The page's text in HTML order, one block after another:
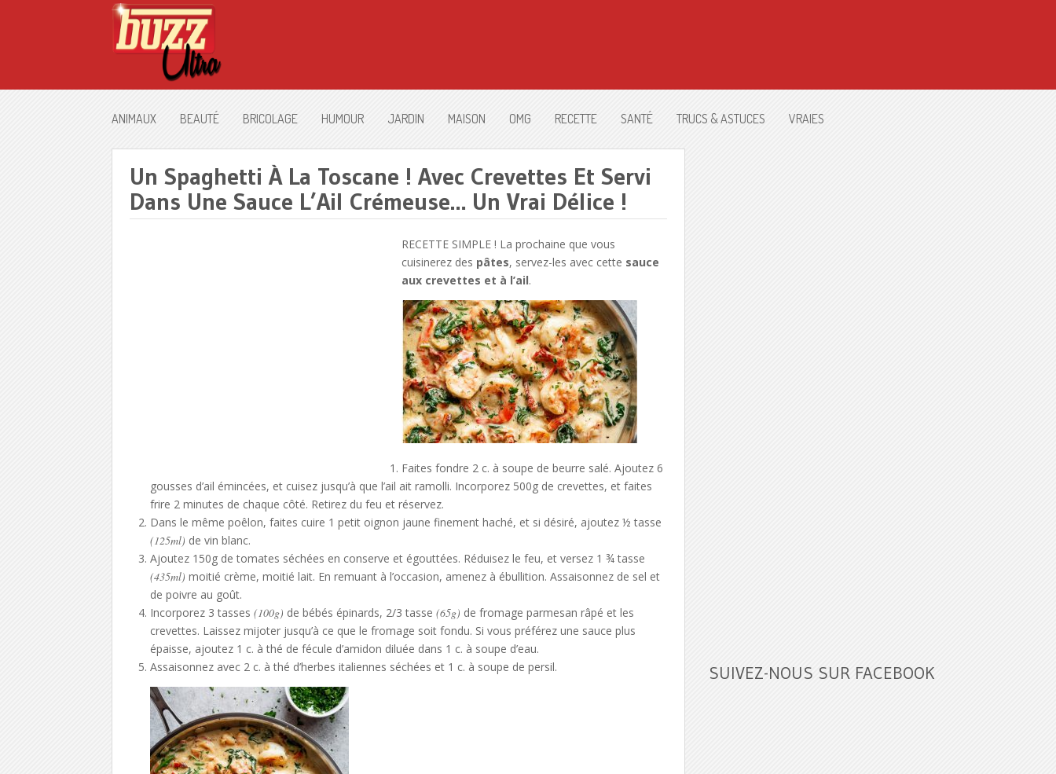
ANIMAUX BEAUTÉ BRICOLAGE HUMOUR JARDIN MAISON OMG RECETTE SANTÉ TRUCS & ASTUCES VRAIES
Un Spaghetti À La Toscane ! Avec Crevettes Et Servi
Dans Une Sauce L’Ail Crémeuse… Un Vrai Délice !
RECETTE SIMPLE ! La prochaine que vous
cuisinerez des pâtes, servez-les avec cette sauce
aux crevettes et à l’ail.
Faites fondre 2 c. à soupe de beurre salé. Ajoutez 6
gousses d’ail émincées, et cuisez jusqu’à que l’ail ait ramolli. Incorporez 500g de crevettes, et faites
frire 2 minutes de chaque côté. Retirez du feu et réservez.
Dans le même poêlon, faites cuire 1 petit oignon jaune finement haché, et si désiré, ajoutez ½ tasse
(125ml) de vin blanc.
Ajoutez 150g de tomates séchées en conserve et égouttées. Réduisez le feu, et versez 1 ¾ tasse
(435ml) moitié crème, moitié lait. En remuant à l’occasion, amenez à ébullition. Assaisonnez de sel et
de poivre au goût.
Incorporez 3 tasses(100g) de bébés épinards, 2/3 tasse(65g) de fromage parmesan râpé et les
crevettes. Laissez mijoter jusqu’à ce que le fromage soit fondu. Si vous préférez une sauce plus
épaisse, ajoutez 1 c. à thé de fécule d’amidon diluée dans 1 c. à soupe d’eau.
Assaisonnez avec 2 c. à thé d’herbes italiennes séchées et 1 c. à soupe de persil.
SUIVEZ-NOUS SUR FACEBOOK